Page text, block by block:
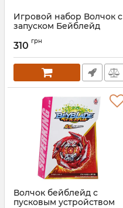
Игровой набор Волчок с
запуском Бейблейд
Артикул:
310 грн
Волчок бейблейд с
пусковым устройством